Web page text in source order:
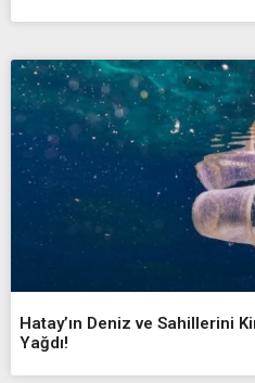
Hatay’ın Deniz ve Sahillerini
Yağdı!